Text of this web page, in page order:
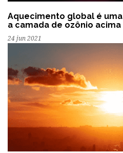
Aquecimento global é
a camada de ozônio
24 jun 2021